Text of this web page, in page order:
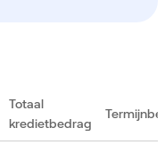
Totaal
kredietbedrag